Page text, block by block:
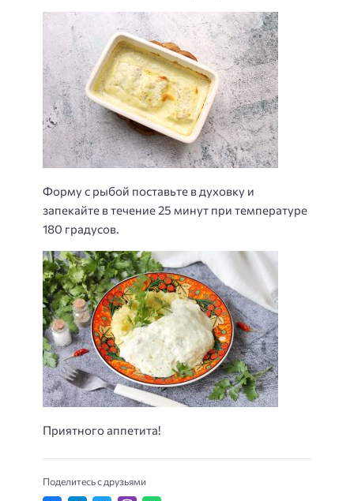
Форму с рыбой поставьте в духовку и
запекайте в течение 25 минут при температуре
180 градусов.
Приятного аппетита!
Поделитесь с друзьями